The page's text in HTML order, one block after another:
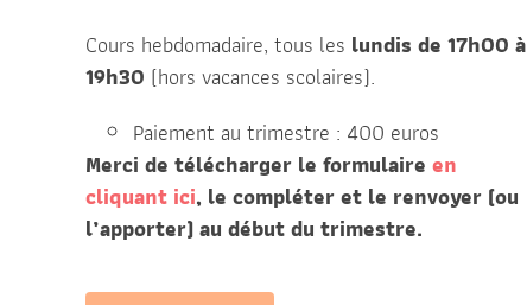
Cours hebdomadaire, tous les lundis de 17h00 à
19h30 (hors vacances scolaires).
Paiement au trimestre : 400 euros
Merci de télécharger le formulaire en
cliquant ici, le compléter et le renvoyer (ou
l’apporter) au début du trimestre.